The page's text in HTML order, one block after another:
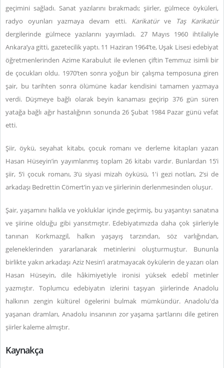
geçimini sağladı. Sanat yazılarını bırakmadı; şiirler, gülmece öyküleri,
radyo oyunları yazmaya devam etti. Karikatür ve
Taş Karikatür
dergilerinde gülmece yazılarını yayımladı. 27 Mayıs 1960 ihtilaliyle
Ankara’ya gitti, gazetecilik yaptı. 11 Haziran 1964’te, Uşak Lisesi edebiyat
öğretmenlerinden Azime Karabulut ile evlenen çiftin Temmuz isimli bir
de çocukları oldu. 1970’ten sonra yoğun bir çalışma temposuna giren
şair, bu tarihten sonra ölümüne kadar kendisini tamamen yazmaya
verdi. Düşmeye bağlı olarak beyin kanaması geçirip 376 gün süren
yatağa bağlı ağır hastalığının sonunda 26 Şubat 1984 Pazar günü vefat
etti.
Şiir, öykü, seyahat kitabı, çocuk romanı ve derleme kitapları yazan
Hasan Hüseyin’in yayımlanmış toplam 26 kitabı vardır. Bunlardan 15’i
şiir, 5’i çocuk romanı, 3’ü siyasi mizah öyküsü, 1'i gezi notları, 2’si de
arkadaşı Bedrettin Cömert’in yazı ve şiirlerinin derlenmesinden oluşur.
Şair, yaşamını halkla ve yokluklar içinde geçirmiş, bu yaşantıyı sanatına
ve şiirine olduğu gibi yansıtmıştır. Edebiyatımızda daha çok şiirleriyle
tanınan Korkmazgil, halkın yaşayış tarzından, söz varlığından,
geleneklerinden yararlanarak metinlerini oluşturmuştur. Bununla
birlikte yakın arkadaşı Aziz Nesin’i aratmayacak öykülerin de yazarı olan
Hasan Hüseyin, dile hâkimiyetiyle ironisi yüksek edebî metinler
yazmıştır. Toplumcu edebiyatın izlerini taşıyan şiirlerinde Anadolu
halkının zengin kültürel ögelerini bulmak mümkündür. Anadolu'da
yaşanan dramları, Anadolu insanının zor yaşama şartlarını dile getiren
şiirler kaleme almıştır.
Kaynakça